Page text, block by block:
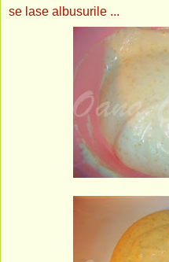
se lase albusurile ...